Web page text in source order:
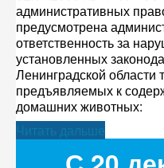
административных
предусмотрена
ответственность за
установленных
Ленинградской области
предъявляемых к
домашних животных:
Читать дальше